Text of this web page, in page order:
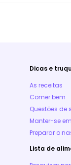
Dicas e
As receitas
Comer bem
Questões de
Manter-se
Preparar o
Lista de